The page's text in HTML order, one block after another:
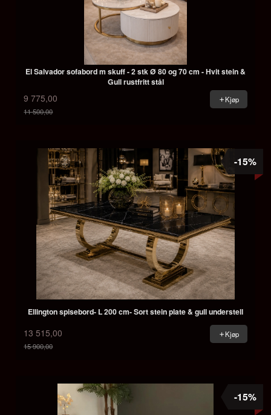
El Salvador sofabord m skuff - 2 stk Ø 80 og 70 cm - Hvit stein &
Gull rustfritt stål
9 775,00
11 500,00
Kjøp
Ellington spisebord- L 200 cm- Sort stein plate & gull understell
13 515,00
15 900,00
-15%
Kjøp
-15%